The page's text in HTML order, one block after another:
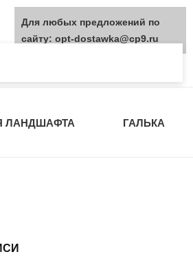
ЛАНДШАФТА ГАЛЬКА
Для любых предложений по
сайту: opt-dostawka@cp9.ru